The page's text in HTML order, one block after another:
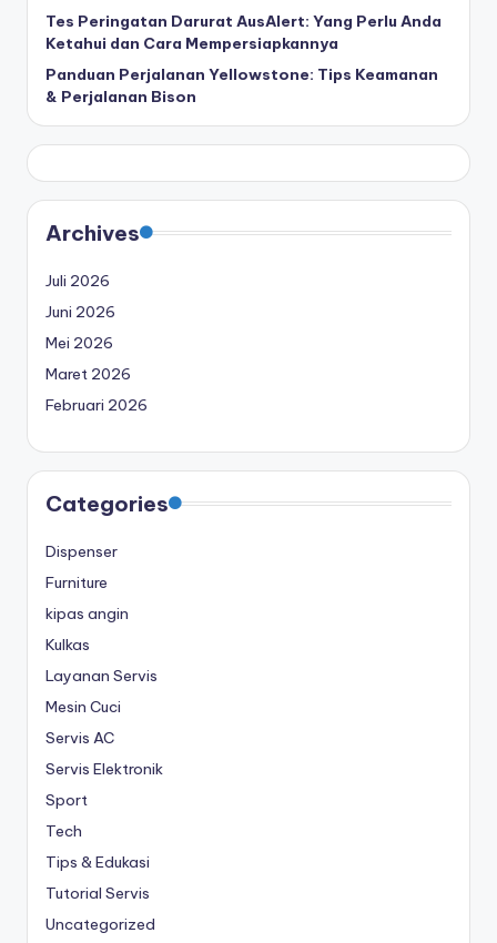
Tes Peringatan Darurat AusAlert: Yang Perlu Anda
Ketahui dan Cara Mempersiapkannya
Panduan Perjalanan Yellowstone: Tips Keamanan
& Perjalanan Bison
Archives
Juli 2026
Juni 2026
Mei 2026
Maret 2026
Februari 2026
Categories
Dispenser
Furniture
kipas angin
Kulkas
Layanan Servis
Mesin Cuci
Servis AC
Servis Elektronik
Sport
Tech
Tips & Edukasi
Tutorial Servis
Uncategorized